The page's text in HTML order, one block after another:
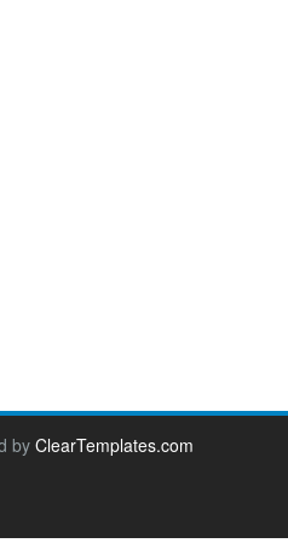
by ClearTemplates.com